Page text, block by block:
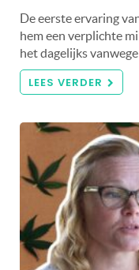
De eerste ervaring
hem een ​​verplichte
het dagelijks
LEES VERDER